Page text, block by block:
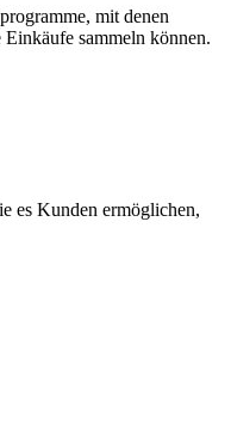
mit denen
sammeln können.
es Kunden ermöglichen,